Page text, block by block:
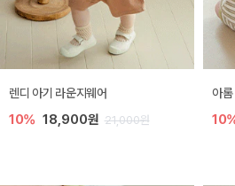
렌디 아기 라운지웨어
10% 18,900원 21,000원
아